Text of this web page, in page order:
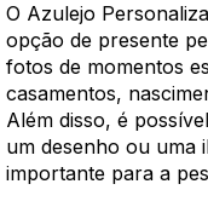
O Azulejo
opção de presente
fotos de momentos
casamentos,
Além disso, é
um desenho ou uma
importante para a